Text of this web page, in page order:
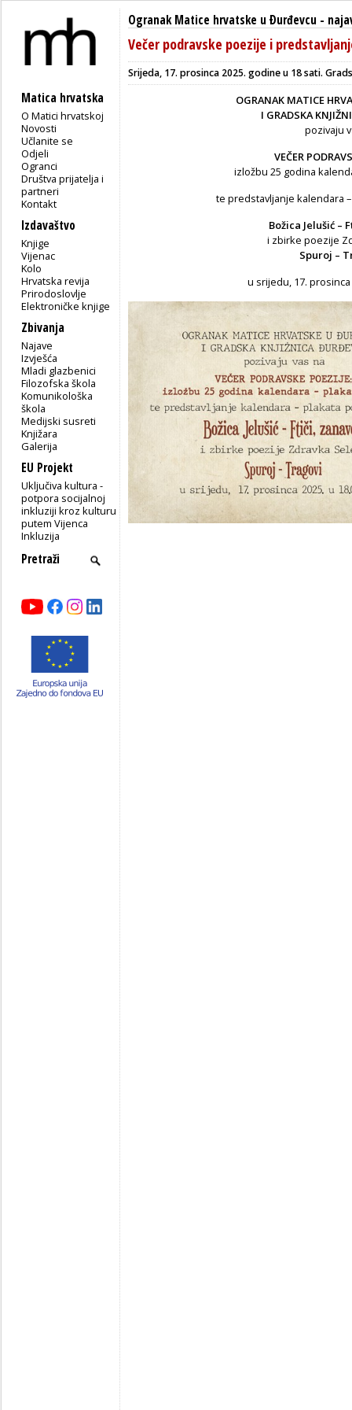
Matica hrvatska
O Matici hrvatskoj
Novosti
Učlanite se
Odjeli
Ogranci
Društva prijatelja i
partneri
Kontakt
Izdavaštvo
Knjige
Vijenac
Kolo
Hrvatska revija
Prirodoslovlje
Elektroničke knjige
Zbivanja
Najave
Izvješća
Mladi glazbenici
Filozofska škola
Komunikološka
škola
Medijski susreti
Knjižara
Galerija
EU Projekt
Uključiva kultura -
potpora socijalnoj
inkluziji kroz kulturu
putem Vijenca
Inkluzija
Ogranak Matice hrvatske u Ðurđevcu -
Večer podravske poezije i
Srijeda, 17. prosinca 2025. godine u 18 sati.
OGRANAK MATICE
I GRADSKA
pozivaju
VEČER
izložbu 25 godina
te predstavljanje kalendara
Božica Jelušić –
i zbirke poezije
Spuroj –
u srijedu, 17. prosinca